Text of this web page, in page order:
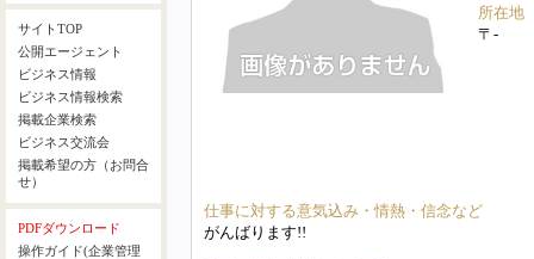
サイトTOP
公開エージェント
ビジネス情報
ビジネス情報検索
掲載企業検索
ビジネス交流会
掲載希望の方（お問合
せ）
PDFダウンロード
操作ガイド(企業管理
所在地
〒-
仕事に対する意気込み・情熱・信念など
がんばります!!